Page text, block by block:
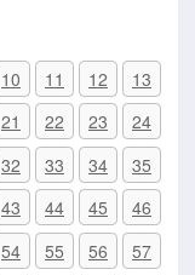
10 11 12
13
21 22 23
24
32 33 34
35
43 44 45
46
54 55 56
57